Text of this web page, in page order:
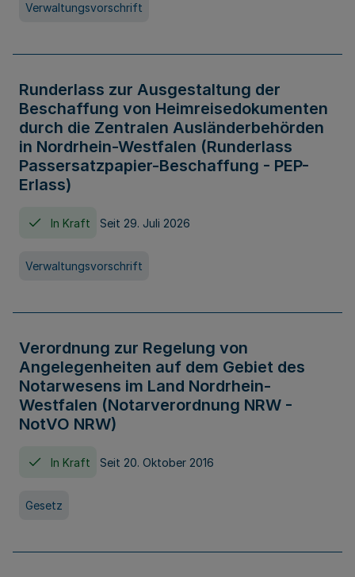
Verwaltungsvorschrift
Runderlass zur Ausgestaltung der
Beschaffung von Heimreisedokumenten
durch die Zentralen Ausländerbehörden
in Nordrhein-Westfalen (Runderlass
Passersatzpapier-Beschaffung - PEP-
Erlass)
In Kraft Seit 29. Juli 2026
Verwaltungsvorschrift
Verordnung zur Regelung von
Angelegenheiten auf dem Gebiet des
Notarwesens im Land Nordrhein-
Westfalen (Notarverordnung NRW -
NotVO NRW)
In Kraft Seit 20. Oktober 2016
Gesetz